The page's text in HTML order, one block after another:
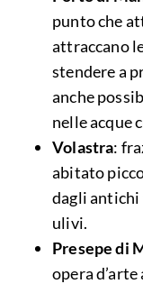
punto che
attraccano
stendere a
anche
nelle acque
Volastra:
abitato
dagli
ulivi.
Presepe di
opera